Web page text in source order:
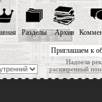
Приглашаем к
Надоела
расширенный
Разделы Архив